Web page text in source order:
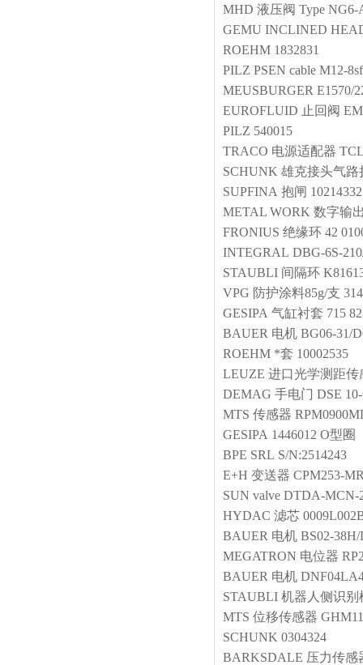
MHD 液压阀 Type NG6-
GEMU INCLINED
ROEHM 1832831
PILZ PSEN cable M12-
MEUSBURGER E1570/
EUROFLUID 止回阀
PILZ 540015
TRACO 电源适配器
SCHUNK 雄克接头气路
SUPFINA 抱闸 10214332
METAL WORK 数字输
FRONIUS 绝缘环 42
INTEGRAL DBG-6S-
STAUBLI 间隔环
VPG 防护涂料85g/支
GESIPA 气缸衬套 715
BAUER 电机 BG06-31/
ROEHM *套 10002535
LEUZE 进口光学测距传
DEMAG 手电门 DSE
MTS 传感器
GESIPA 1446012 O型圈
BPE SRL S/N:2514243
E+H 变送器 CPM253-
SUN valve DTDA-MCN-
HYDAC 滤芯
BAUER 电机 BS02-
MEGATRON 电位器
BAUER 电机
STAUBLI 机器人侧识别
MTS 位移传感器
SCHUNK 0304324
BARKSDALE 压力传感